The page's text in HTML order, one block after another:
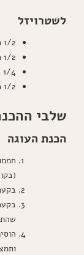
לשטרויזל
1/2 כוס קמח תופח
1/2 כוס סוכר חום
1/4 כוס חמאה קרה, חתוכה לקוביות
1/2 כוס אגוזי מלך קצוצים (אופציונלי)
שלבי
הכנת העוגה
(בקוטר 24 ס"מ)